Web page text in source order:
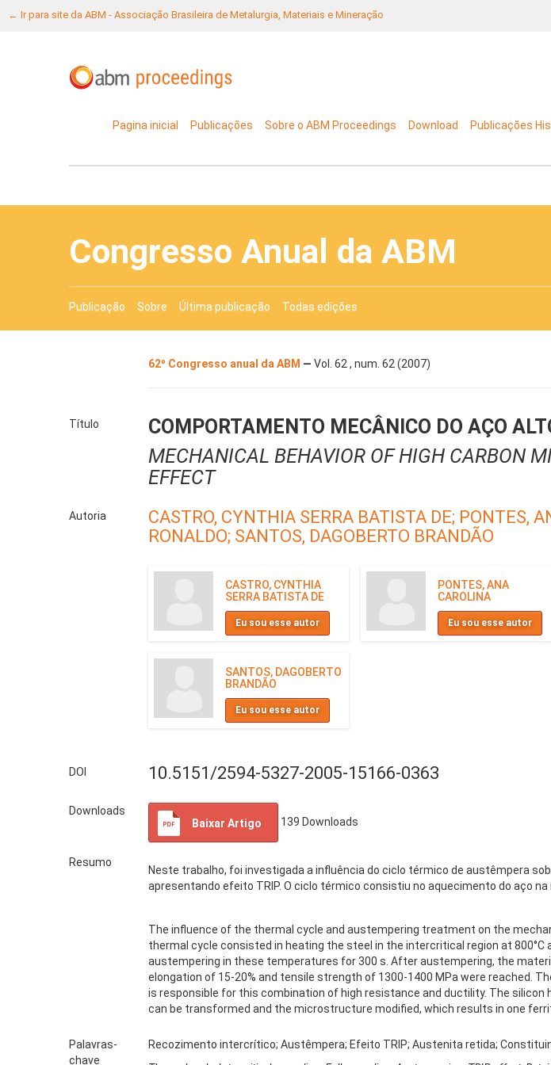
← Ir para site da ABM - Associação Brasileira de Metalurgia, Materiais e Mineração
Pagina inicial Publicações Sobre o ABM Proceedings Download Publicações
Congresso Anual da ABM
Publicação Sobre Última publicação Todas edições
62º Congresso anual da ABM — Vol. 62 , num. 62 (2007)
Título
COMPORTAMENTO MECÂNICO DO AÇO
MECHANICAL BEHAVIOR OF HIGH CARBON
EFFECT
Autoria CASTRO, CYNTHIA SERRA BATISTA DE; PONTES,
RONALDO; SANTOS, DAGOBERTO BRANDÃO
CASTRO, CYNTHIA
SERRA BATISTA DE
Eu sou esse autor
PONTES, ANA
CAROLINA
Eu sou esse autor
SANTOS, DAGOBERTO
BRANDÃO
Eu sou esse autor
DOI 10.5151/2594-5327-2005-15166-0363
Downloads
Baixar Artigo
139 Downloads
Resumo
Neste trabalho, foi investigada a influência do ciclo térmico de austêmpera
apresentando efeito TRIP. O ciclo térmico consistiu no aquecimento do aço
The influence of the thermal cycle and austempering treatment on the
thermal cycle consisted in heating the steel in the intercritical region at 800°C
austempering in these temperatures for 300 s. After austempering, the
elongation of 15-20% and tensile strength of 1300-1400 MPa were
is responsible for this combination of high resistance and ductility. The
can be transformed and the microstructure modified, which results in one
Palavras-
chave
Recozimento intercrítico; Austêmpera; Efeito TRIP; Austenita retida;